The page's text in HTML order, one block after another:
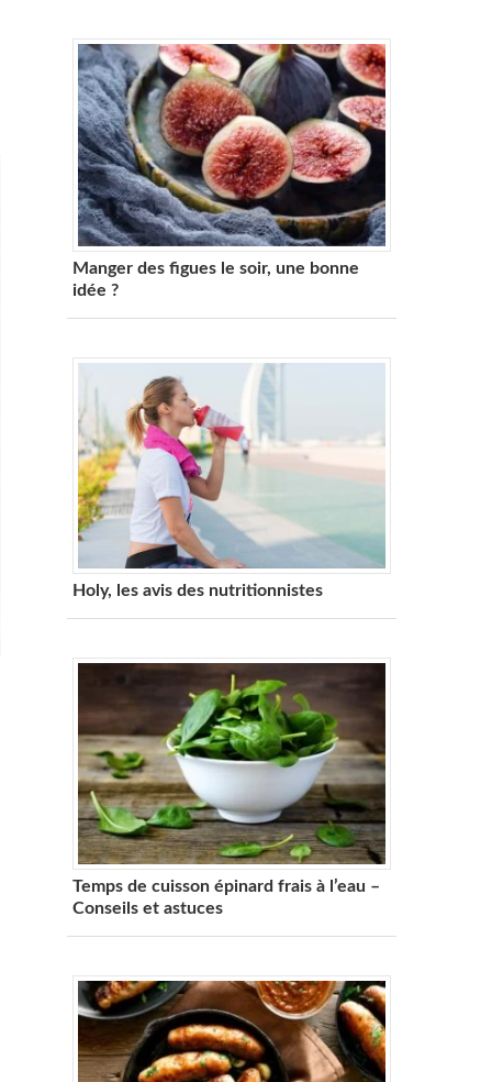
Manger des figues le soir, une bonne
idée ?
Holy, les avis des nutritionnistes
Temps de cuisson épinard frais à l’eau –
Conseils et astuces